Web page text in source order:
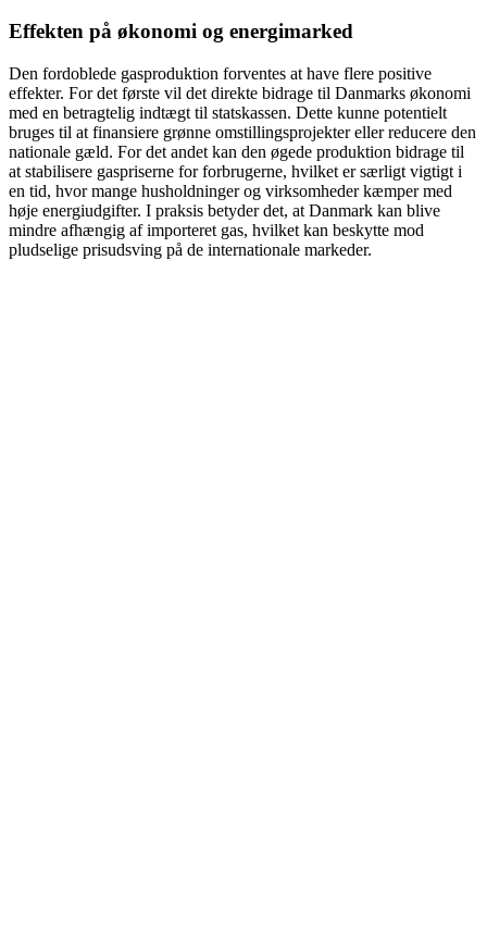
Effekten på økonomi og energimarked
Den fordoblede gasproduktion forventes at have flere positive
effekter. For det første vil det direkte bidrage til Danmarks økonomi
med en betragtelig indtægt til statskassen. Dette kunne potentielt
bruges til at finansiere grønne omstillingsprojekter eller reducere den
nationale gæld. For det andet kan den øgede produktion bidrage til
at stabilisere gaspriserne for forbrugerne, hvilket er særligt vigtigt i
en tid, hvor mange husholdninger og virksomheder kæmper med
høje energiudgifter. I praksis betyder det, at Danmark kan blive
mindre afhængig af importeret gas, hvilket kan beskytte mod
pludselige prisudsving på de internationale markeder.